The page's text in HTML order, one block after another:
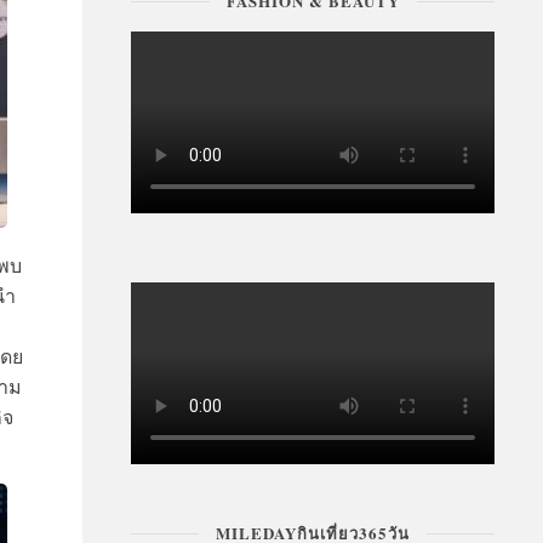
บ
ย
ม
MILEDAYกินเที่ยว365วัน